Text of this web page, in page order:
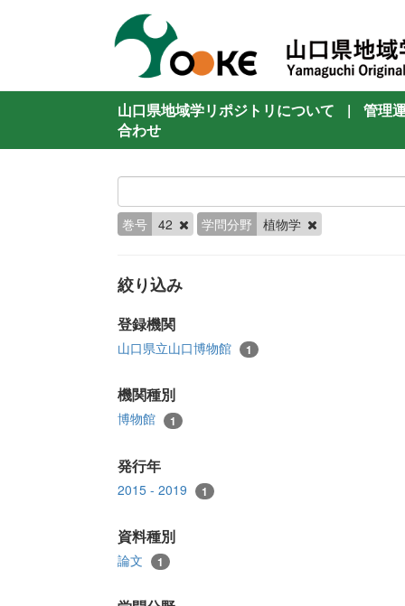
山口県地域学リポジトリについて |
管理
合わせ
巻号 42 学問分野 植物学
絞り込み
登録機関
山口県立山口博物館 1
機関種別
博物館 1
発行年
2015 - 2019 1
資料種別
論文 1